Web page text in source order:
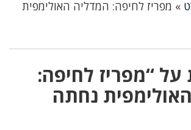
» מפריז לחיפה: המדליה האולימפית
על “מפריז לחיפה:
נחתה